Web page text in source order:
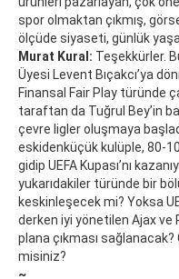
spor olmaktan çıkmış,
ölçüde siyaseti, günlük
Murat Kural: Teşekkürler.
Üyesi Levent Bıçakcı’ya
Finansal Fair Play türünde
taraftan da Tuğrul Bey’in
çevre ligler oluşmaya
eskidenküçük kulüple, 80-
gidip UEFA Kupası’nı
yukarıdakiler türünde bir
keskinleşecek mi? Yoksa
derken iyi yönetilen Ajax
plana çıkması
misiniz?
~